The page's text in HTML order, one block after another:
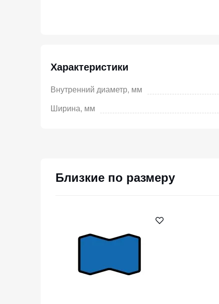
Характеристики
Внутренний диаметр, мм
Ширина, мм
Близкие по размеру